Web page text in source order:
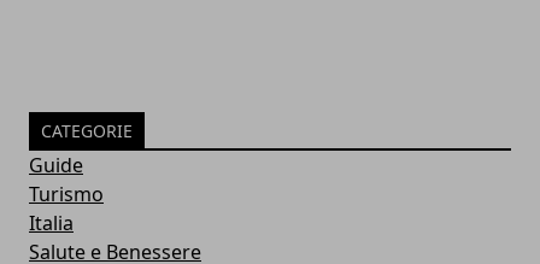
CATEGORIE
Guide
Turismo
Italia
Salute e Benessere